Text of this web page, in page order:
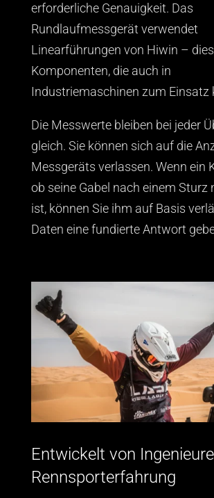
erforderliche Genauigkeit. Das
Rundlaufmessgerät verwendet
Linearführungen von Hiwin –
Komponenten, die auch in
Industriemaschinen zum Einsatz
Die Messwerte bleiben bei jeder
gleich. Sie können sich auf die
Messgeräts verlassen. Wenn ein
ob seine Gabel nach einem Sturz
ist, können Sie ihm auf Basis
Daten eine fundierte Antwort
Entwickelt von
Rennsporterfahrung